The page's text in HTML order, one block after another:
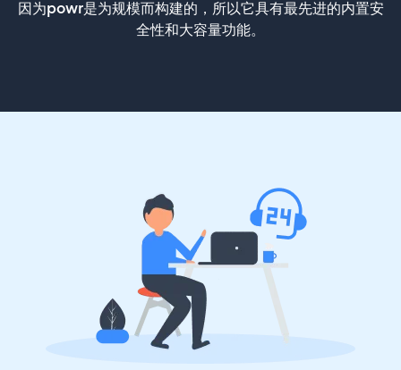
因为powr是为规模而构建的，所以它具有最先进的内置安
全性和大容量功能。